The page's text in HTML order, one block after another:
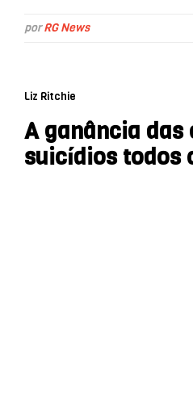
porRG News
Liz Ritchie
A ganância das
suicídios todos